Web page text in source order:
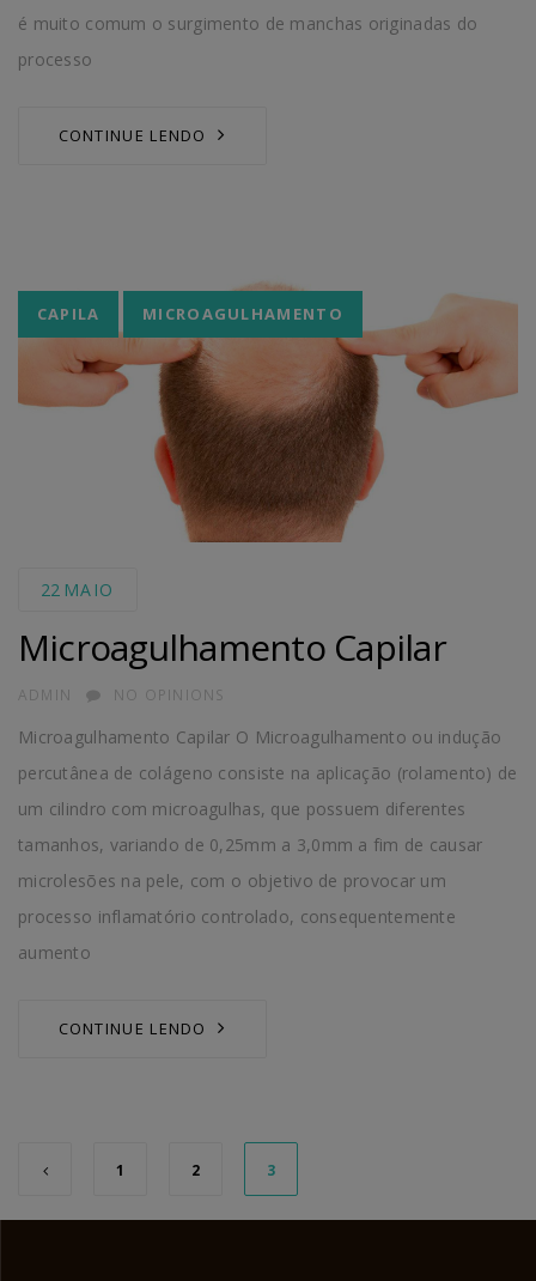
é muito comum o surgimento de manchas originadas do
processo
CONTINUE LENDO
Tags
CAPILA MICROAGULHAMENTO
22 MAIO
Microagulhamento Capilar
AUTHOR
ADMIN NO OPINIONS
Microagulhamento Capilar O Microagulhamento ou indução
percutânea de colágeno consiste na aplicação (rolamento) de
um cilindro com microagulhas, que possuem diferentes
tamanhos, variando de 0,25mm a 3,0mm a fim de causar
microlesões na pele, com o objetivo de provocar um
processo inflamatório controlado, consequentemente
aumento
CONTINUE LENDO
1 2 3